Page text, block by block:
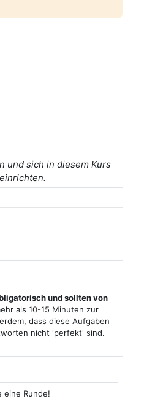
und sich in diesem Kurs
und sollten von
als 10-15 Minuten zur
dass diese Aufgaben
nicht 'perfekt' sind.
eine Runde!